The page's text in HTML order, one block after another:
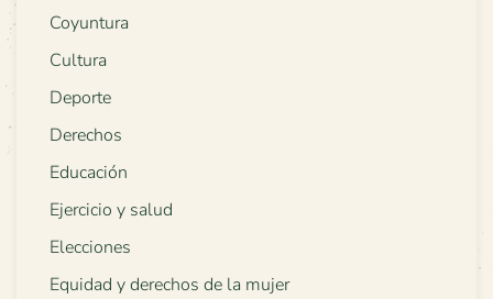
Coyuntura
Cultura
Deporte
Derechos
Educación
Ejercicio y salud
Elecciones
Equidad y derechos de la mujer